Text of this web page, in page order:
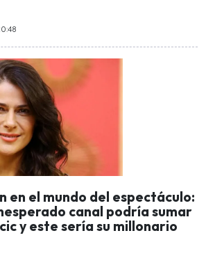
en el mundo del espectáculo:
canal podría sumar
y este sería su millonario